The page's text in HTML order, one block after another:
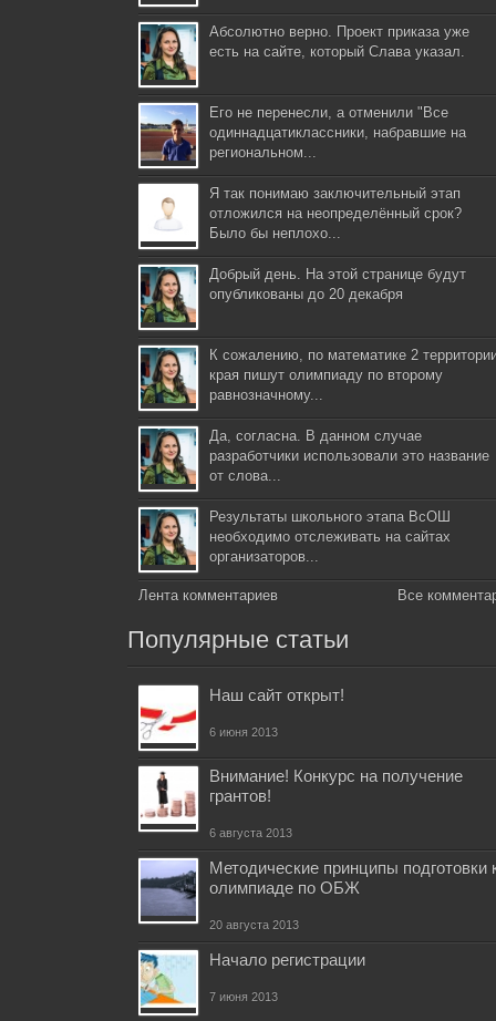
Абсолютно верно. Проект приказа уже
есть на сайте, который Слава указал.
Его не перенесли, а отменили "Все
одиннадцатиклассники, набравшие на
региональном...
Я так понимаю заключительный этап
отложился на неопределённый срок?
Было бы неплохо...
Добрый день. На этой странице будут
опубликованы до 20 декабря
К сожалению, по математике 2
края пишут олимпиаду по второму
равнозначному...
Да, согласна. В данном случае
разработчики использовали это название
от слова...
Результаты школьного этапа ВсОШ
необходимо отслеживать на сайтах
организаторов...
Лента комментариев Все
Популярные статьи
Наш сайт открыт!
6 июня 2013
Внимание! Конкурс на получение
грантов!
6 августа 2013
Методические принципы подготовки
олимпиаде по ОБЖ
20 августа 2013
Начало регистрации
7 июня 2013